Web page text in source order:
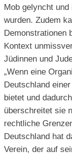
Mob gelyncht
wurden. Zudem
Demonstrationen
Kontext
Jüdinnen und
„Wenn eine
Deutschland
bietet und
überschreitet sie
rechtliche
Deutschland hat
Verein, der auf